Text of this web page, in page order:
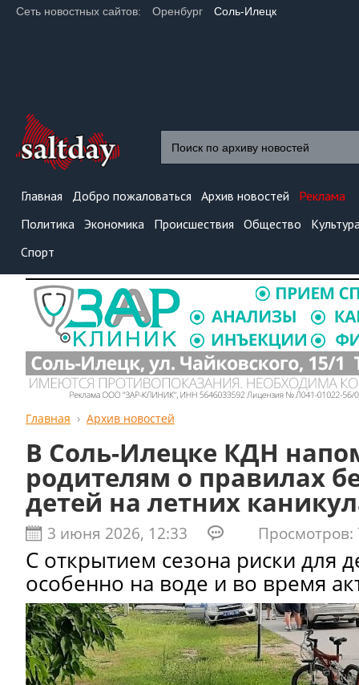
Сеть новостных сайтов: Оренбург Соль-Илецк
Главная Добро пожаловаться Архив новостей
Реклама
Политика Экономика Происшествия Общество
Спорт
Главная Архив новостей
В Соль-Илецке КДН
родителям о правилах
детей на летних
3 июня 2026, 12:33 Просмотров:
С открытием сезона риски для
особенно на воде и во время